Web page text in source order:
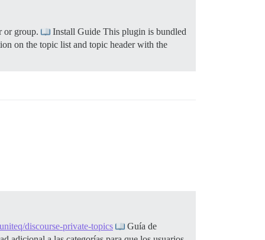
or group.
Install Guide This plugin is bundled
on the topic list and topic header with the
discourse-private-topics
Guía de